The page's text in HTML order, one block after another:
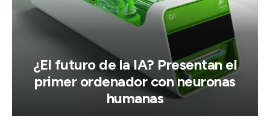
¿El futuro de la IA? Presentan el
primer ordenador con neuronas
humanas